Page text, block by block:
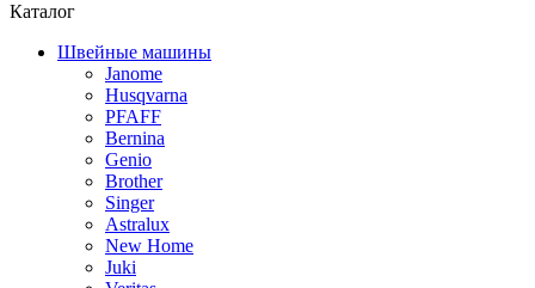
Каталог
Швейные машины
Janome
Husqvarna
PFAFF
Bernina
Genio
Brother
Singer
Astralux
New Home
Juki